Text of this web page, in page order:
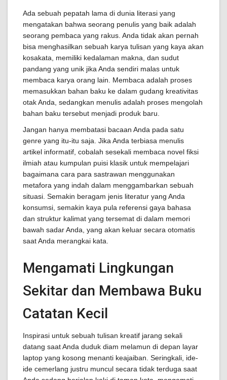
Ada sebuah pepatah lama di dunia literasi yang
mengatakan bahwa seorang penulis yang baik adalah
seorang pembaca yang rakus. Anda tidak akan pernah
bisa menghasilkan sebuah karya tulisan yang kaya akan
kosakata, memiliki kedalaman makna, dan sudut
pandang yang unik jika Anda sendiri malas untuk
membaca karya orang lain. Membaca adalah proses
memasukkan bahan baku ke dalam gudang kreativitas
otak Anda, sedangkan menulis adalah proses mengolah
bahan baku tersebut menjadi produk baru.
Jangan hanya membatasi bacaan Anda pada satu
genre yang itu-itu saja. Jika Anda terbiasa menulis
artikel informatif, cobalah sesekali membaca novel fiksi
ilmiah atau kumpulan puisi klasik untuk mempelajari
bagaimana cara para sastrawan menggunakan
metafora yang indah dalam menggambarkan sebuah
situasi. Semakin beragam jenis literatur yang Anda
konsumsi, semakin kaya pula referensi gaya bahasa
dan struktur kalimat yang tersemat di dalam memori
bawah sadar Anda, yang akan keluar secara otomatis
saat Anda merangkai kata.
Mengamati Lingkungan
Sekitar dan Membawa Buku
Catatan Kecil
Inspirasi untuk sebuah tulisan kreatif jarang sekali
datang saat Anda duduk diam melamun di depan layar
laptop yang kosong menanti keajaiban. Seringkali, ide-
ide cemerlang justru muncul secara tidak terduga saat